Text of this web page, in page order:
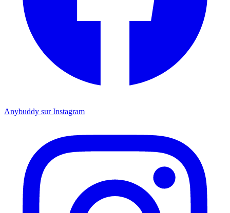
Anybuddy sur Instagram